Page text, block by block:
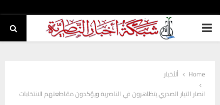
PRIMARY
Home
ألأخبار
انصار التيار الصدري يتظاهرون في الناصرية ويؤكدون مقاطعتهم الانتخابات